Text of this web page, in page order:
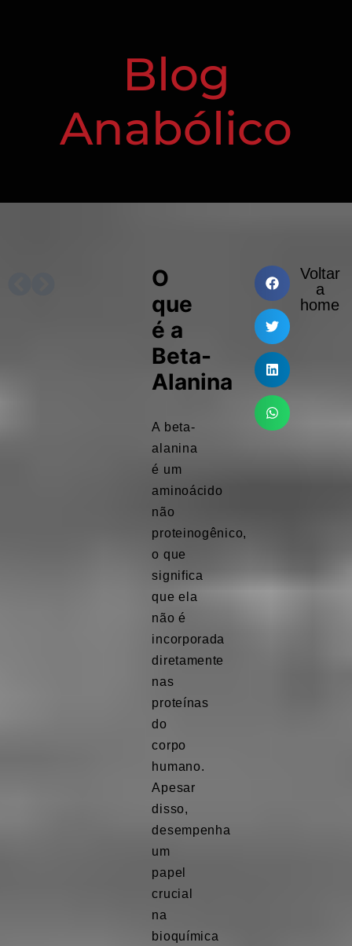
Blog
Anabólico
O
que
é a
Beta-
Alanina
A beta-
alanina
é um
aminoácido
não
proteinogênico,
o que
significa
que ela
não é
incorporada
diretamente
nas
proteínas
do
corpo
humano.
Apesar
disso,
desempenha
um
papel
crucial
na
bioquímica
Voltar
a
home